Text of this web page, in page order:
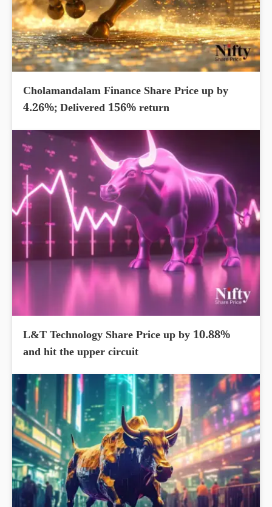
Cholamandalam Finance Share Price up by
4.26%; Delivered 156% return
L&T Technology Share Price up by 10.88%
and hit the upper circuit